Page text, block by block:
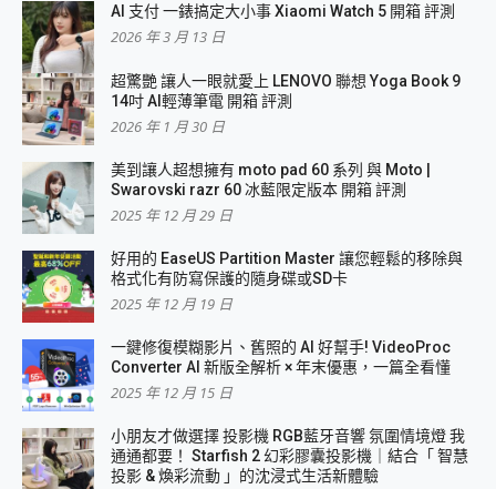
AI 支付 一錶搞定大小事 Xiaomi Watch 5 開箱 評測
2026 年 3 月 13 日
超驚艷 讓人一眼就愛上 LENOVO 聯想 Yoga Book 9
14吋 AI輕薄筆電 開箱 評測
2026 年 1 月 30 日
美到讓人超想擁有 moto pad 60 系列 與 Moto |
Swarovski razr 60 冰藍限定版本 開箱 評測
2025 年 12 月 29 日
好用的 EaseUS Partition Master 讓您輕鬆的移除與
格式化有防寫保護的隨身碟或SD卡
2025 年 12 月 19 日
一鍵修復模糊影片、舊照的 AI 好幫手! VideoProc
Converter AI 新版全解析 × 年末優惠，一篇全看懂
2025 年 12 月 15 日
小朋友才做選擇 投影機 RGB藍牙音響 氛圍情境燈 我
通通都要！ Starfish 2 幻彩膠囊投影機｜結合「 智慧
投影 & 煥彩流動 」的沈浸式生活新體驗